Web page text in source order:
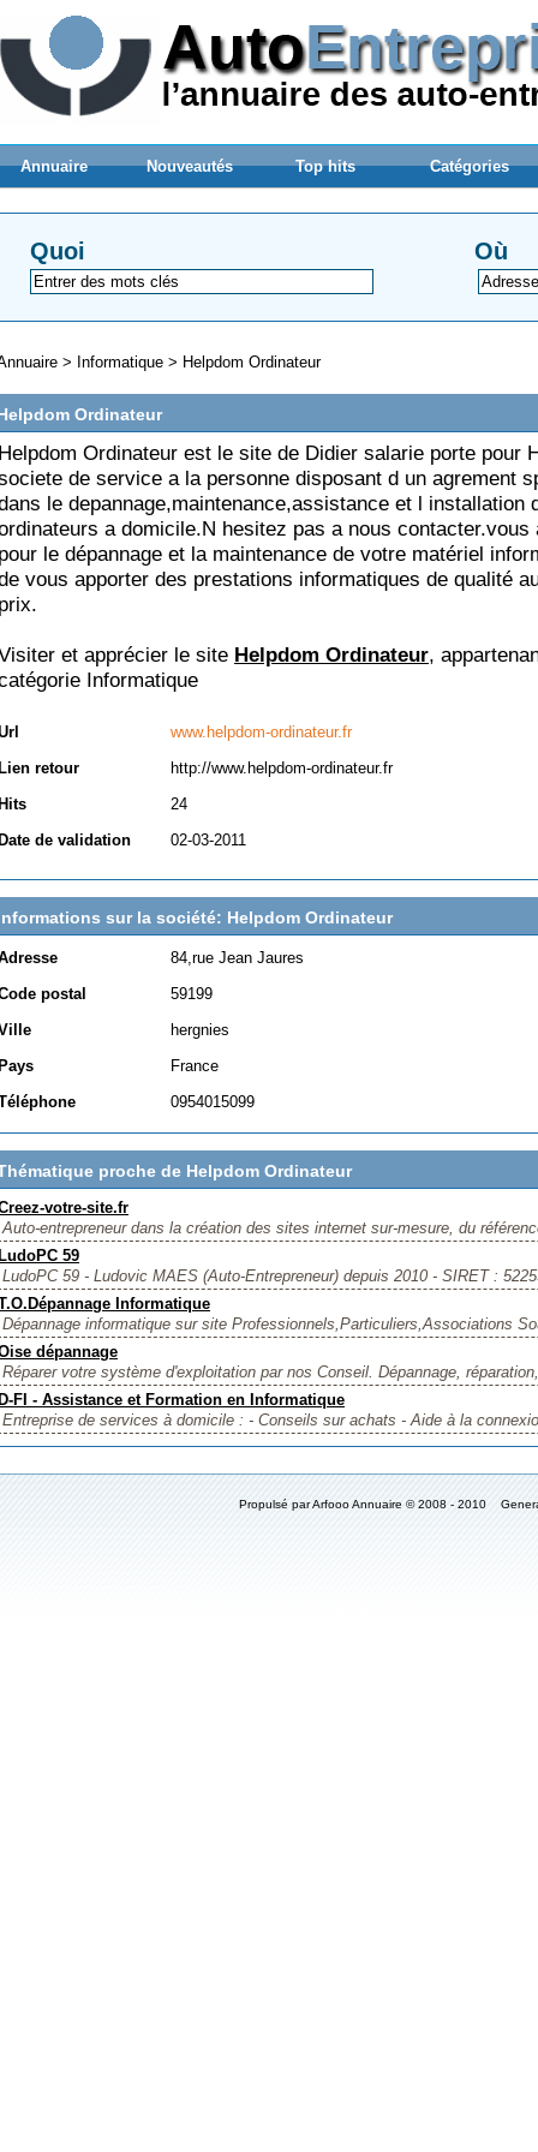
Annuaire Nouveautés Top hits Catégories
Quoi Où
> Informatique > Helpdom Ordinateur
Ordinateur
Ordinateur est le site de Didier salarie porte pour
de service a la personne disposant d un agrement
le depannage,maintenance,assistance et l installation
a domicile.N hesitez pas a nous contacter.vous
le dépannage et la maintenance de votre matériel
vous apporter des prestations informatiques de qualité
et apprécier le site Helpdom Ordinateur,
Informatique
www.helpdom-ordinateur.fr
retour
http://www.helpdom-ordinateur.fr
24
de validation
02-03-2011
sur la société: Helpdom Ordinateur
84,rue Jean Jaures
postal
59199
hergnies
France
0954015099
proche de Helpdom Ordinateur
votre-site.fr
Auto-entrepreneur dans la création des sites internet sur-mesure, du
59
LudoPC 59 - Ludovic MAES (Auto-Entrepreneur) depuis 2010 - SIRET :
Informatique
Dépannage informatique sur site Professionnels,Particuliers,Associations
dépannage
Réparer votre système d'exploitation par nos Conseil. Dépannage,
FI - Assistance et Formation en Informatique
Entreprise de services à domicile : - Conseils sur achats - Aide à la
Propulsé par Arfooo Annuaire © 2008 - 2010